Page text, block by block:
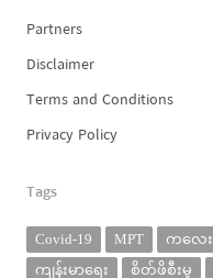
Partners
Disclaimer
Terms and Conditions
Privacy Policy
Tags
Covid-19 MPT ကလေး
ကျန်းမာရေး
စိတ်ဖိစီးမှု